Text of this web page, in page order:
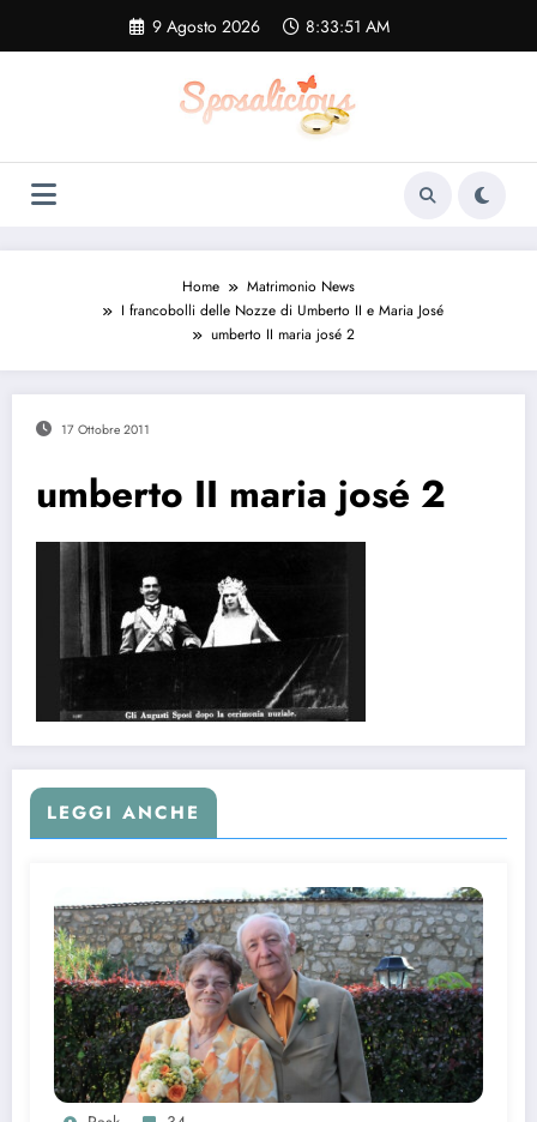
contenuto
9 Agosto 2026 8:33:52 AM
Home
Matrimonio News
I francobolli delle Nozze di Umberto II e Maria José
umberto II maria josé 2
17 Ottobre 2011
umberto II maria josé 2
LEGGI ANCHE